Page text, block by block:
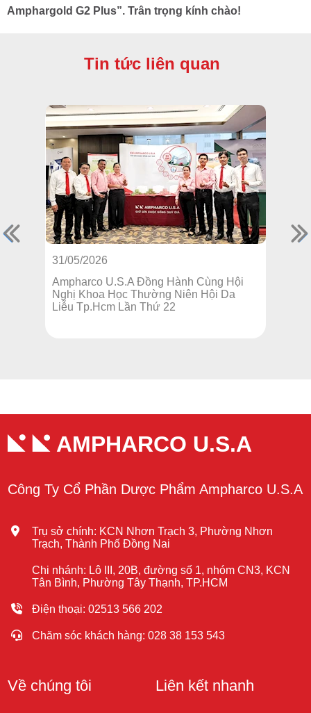
Amphargold G2 Plus”. Trân trọng kính chào!
Tin tức liên quan
31/05/2026
Ampharco U.S.A Đồng Hành Cùng Hội
Nghị Khoa Học Thường Niên Hội Da
Liễu Tp.Hcm Lần Thứ 22
AMPHARCO U.S.A
Công Ty Cổ Phần Dược Phẩm Ampharco U.S.A
Trụ sở chính: KCN Nhơn Trạch 3, Phường Nhơn
Trạch, Thành Phố Đồng Nai
Chi nhánh: Lô III, 20B, đường số 1, nhóm CN3, KCN
Tân Bình, Phường Tây Thạnh, TP.HCM
Điện thoại: 02513 566 202
Chăm sóc khách hàng: 028 38 153 543
Về chúng tôi Liên kết nhanh